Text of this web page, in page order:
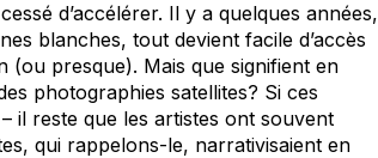
d’accélérer. Il y a quelques années,
blanches, tout devient facile d’accès
(ou presque). Mais que signifient en
photographies satellites? Si ces
il reste que les artistes ont souvent
qui rappelons-le, narrativisaient en